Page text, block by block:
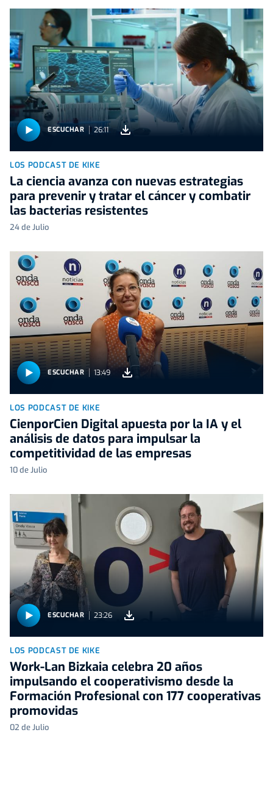
ESCUCHAR 26:11
LOS PODCAST DE KIKE
La ciencia avanza con nuevas estrategias
para prevenir y tratar el cáncer y combatir
las bacterias resistentes
24 de Julio
ESCUCHAR 13:49
LOS PODCAST DE KIKE
CienporCien Digital apuesta por la IA y el
análisis de datos para impulsar la
competitividad de las empresas
10 de Julio
ESCUCHAR 23:26
LOS PODCAST DE KIKE
Work-Lan Bizkaia celebra 20 años
impulsando el cooperativismo desde la
Formación Profesional con 177 cooperativas
promovidas
02 de Julio